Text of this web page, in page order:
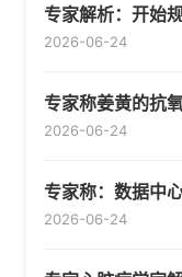
专家解析：开始
2026-06-24
专家称姜黄的抗
2026-06-24
专家称：数据中
2026-06-24